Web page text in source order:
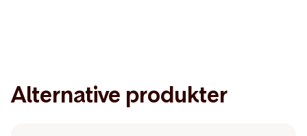
Alternative produkter